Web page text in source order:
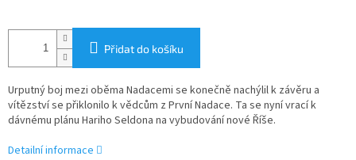
Přidat do košíku
Urputný boj mezi oběma Nadacemi se konečně nachýlil k závěru a
vítězství se přiklonilo k vědcům z První Nadace. Ta se nyní vrací k
dávnému plánu Hariho Seldona na vybudování nové Říše.
Detailní informace